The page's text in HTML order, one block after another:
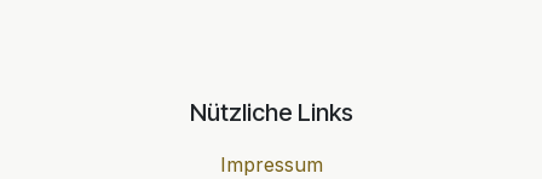
Nützliche Links
Impressum